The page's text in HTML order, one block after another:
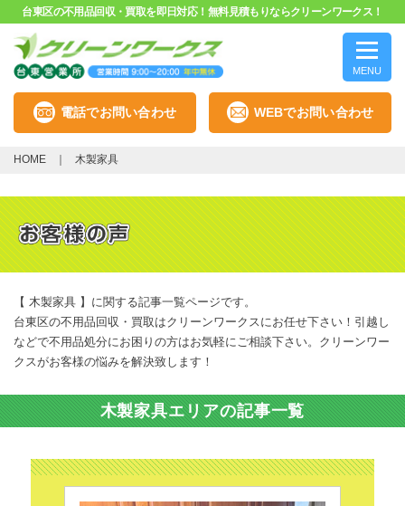
台東区の不用品回収・買取を即日対応！無料見積もりならクリーンワークス！
MENU
電話でお問い合わせ WEBでお問い合わせ
HOME 木製家具
【 木製家具 】に関する記事一覧ページです。
台東区の不用品回収・買取はクリーンワークスにお任せ下さい！引越し
などで不用品処分にお困りの方はお気軽にご相談下さい。クリーンワー
クスがお客様の悩みを解決致します！
木製家具エリアの記事一覧